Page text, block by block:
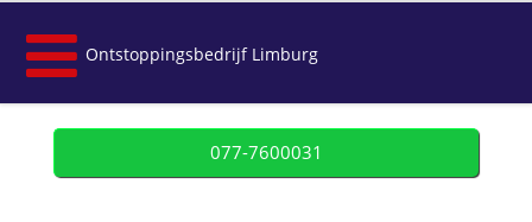
Ontstoppingsbedrijf Limburg
077-7600031